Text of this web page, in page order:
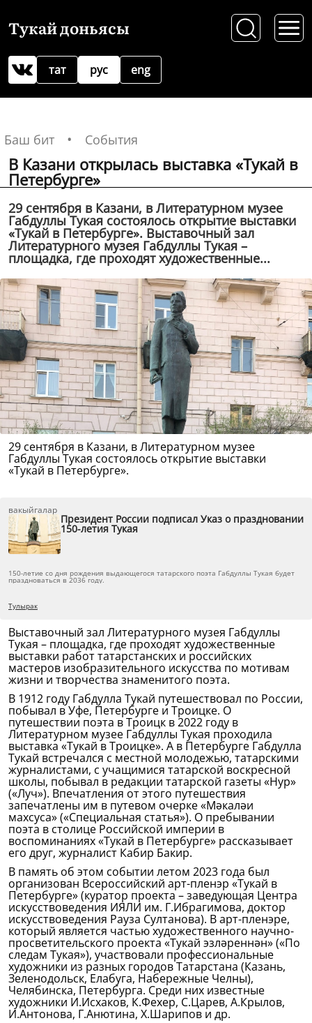
Тукай доньясы
рус
тат eng
Баш бит События
В Казани открылась выставка «Тукай в
Петербурге»
29 сентября в Казани, в Литературном музее
Габдуллы Тукая состоялось открытие выставки
«Тукай в Петербурге». Выставочный зал
Литературного музея Габдуллы Тукая –
площадка, где проходят художественные...
29 сентября в Казани, в Литературном музее
Габдуллы Тукая состоялось открытие выставки
«Тукай в Петербурге».
вакыйгалар
Президент России подписал Указ о праздновании
150-летия Тукая
150-летие со дня рождения выдающегося татарского поэта Габдуллы Тукая будет
праздноваться в 2036 году.
Тулырак
Выставочный зал Литературного музея Габдуллы
Тукая – площадка, где проходят художественные
выставки работ татарстанских и российских
мастеров изобразительного искусства по мотивам
жизни и творчества знаменитого поэта.
В 1912 году Габдулла Тукай путешествовал по России,
побывал в Уфе, Петербурге и Троицке. О
путешествии поэта в Троицк в 2022 году в
Литературном музее Габдуллы Тукая проходила
выставка «Тукай в Троицке». А в Петербурге Габдулла
Тукай встречался с местной молодежью, татарскими
журналистами, с учащимися татарской воскресной
школы, побывал в редакции татарской газеты «Нур»
(«Луч»). Впечатления от этого путешествия
запечатлены им в путевом очерке «Мәкаләи
махсуса» («Специальная статья»). О пребывании
поэта в столице Российской империи в
воспоминаниях «Тукай в Петербурге» рассказывает
его друг, журналист Кабир Бакир.
В память об этом событии летом 2023 года был
организован Всероссийский арт-пленэр «Тукай в
Петербурге» (куратор проекта – заведующая Центра
искусствоведения ИЯЛИ им. Г.Ибрагимова, доктор
искусствоведения Рауза Султанова). В арт-пленэре,
который является частью художественного научно-
просветительского проекта «Тукай эзләреннән» («По
следам Тукая»), участвовали профессиональные
художники из разных городов Татарстана (Казань,
Зеленодольск, Елабуга, Набережные Челны),
Челябинска, Петербурга. Среди них известные
художники И.Исхаков, К.Фехер, С.Царев, А.Крылов,
И.Антонова, Г.Анютина, Х.Шарипов и др.